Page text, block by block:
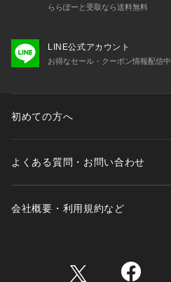
ららぽーと受取なら送料無料
LINE公式アカウント
お得なセール・クーポン情報配信中
初めての方へ
よくある質問・お問い合わせ
会社概要・利用規約など